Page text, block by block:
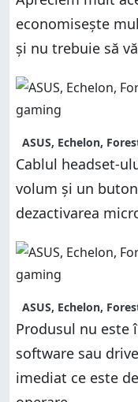
economisește
și nu trebuie să
ASUS, Echelon,
Cablul headset-
volum și un
dezactivarea
ASUS, Echelon,
Produsul nu este
software sau
imediat ce este